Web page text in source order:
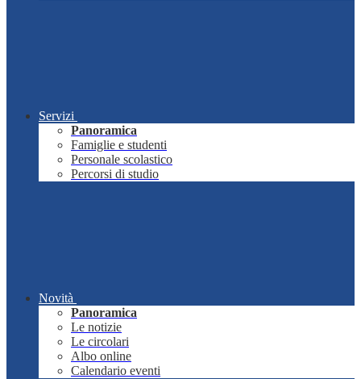
Servizi
Panoramica
Famiglie e studenti
Personale scolastico
Percorsi di studio
Novità
Panoramica
Le notizie
Le circolari
Albo online
Calendario eventi